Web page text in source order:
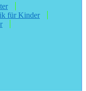
für Kinder